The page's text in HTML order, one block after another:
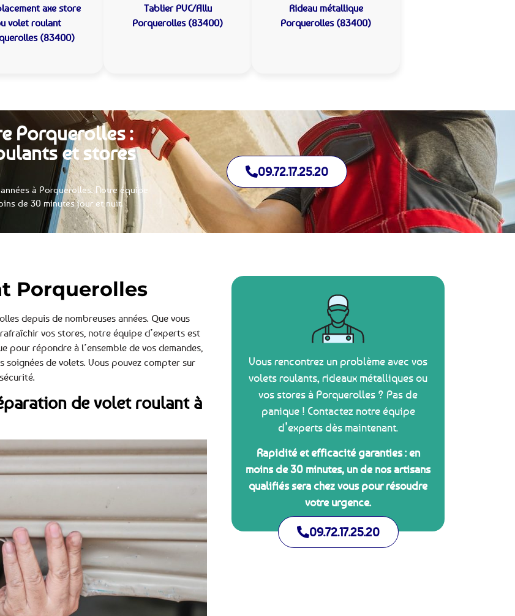
axe store
volet roulant
(83400)
Tablier PVC/Allu
Porquerolles (83400)
Rideau métallique
Porquerolles (83400)
Porquerolles :
et stores
à Porquerolles. Notre équipe
de 30 minutes jour et nuit.
09.72.17.25.20
Porquerolles
depuis de nombreuses années. Que vous
vos stores, notre équipe d’experts est
pour répondre à l’ensemble de vos demandes,
soignées de volets. Vous pouvez compter sur
de volet roulant à
Vous rencontrez un problème avec vos
volets roulants, rideaux métalliques ou
vos stores à Porquerolles ? Pas de
panique ! Contactez notre équipe
d’experts dès maintenant.
Rapidité et efficacité garanties : en
moins de 30 minutes, un de nos artisans
qualifiés sera chez vous pour résoudre
votre urgence.
09.72.17.25.20